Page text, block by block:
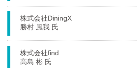
株式会社DiningX
勝村 風我 氏
株式会社find
高島 彬 氏